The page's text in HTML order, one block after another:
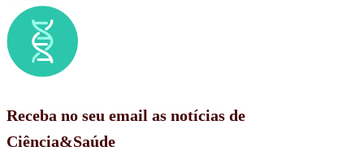
Receba no seu email as notícias de
Ciência&Saúde